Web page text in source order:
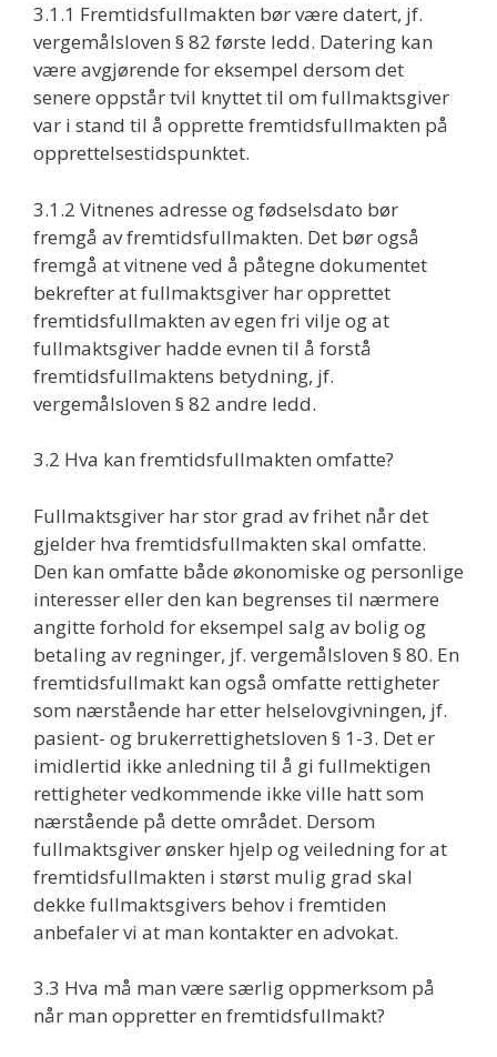
3.1.1 Fremtidsfullmakten bør være datert, jf.
vergemålsloven § 82 første ledd. Datering kan
være avgjørende for eksempel dersom det
senere oppstår tvil knyttet til om fullmaktsgiver
var i stand til å opprette fremtidsfullmakten på
opprettelsestidspunktet.
3.1.2 Vitnenes adresse og fødselsdato bør
fremgå av fremtidsfullmakten. Det bør også
fremgå at vitnene ved å påtegne dokumentet
bekrefter at fullmaktsgiver har opprettet
fremtidsfullmakten av egen fri vilje og at
fullmaktsgiver hadde evnen til å forstå
fremtidsfullmaktens betydning, jf.
vergemålsloven § 82 andre ledd.
3.2 Hva kan fremtidsfullmakten omfatte?
Fullmaktsgiver har stor grad av frihet når det
gjelder hva fremtidsfullmakten skal omfatte.
Den kan omfatte både økonomiske og personlige
interesser eller den kan begrenses til nærmere
angitte forhold for eksempel salg av bolig og
betaling av regninger, jf. vergemålsloven § 80. En
fremtidsfullmakt kan også omfatte rettigheter
som nærstående har etter helselovgivningen, jf.
pasient- og brukerrettighetsloven § 1-3. Det er
imidlertid ikke anledning til å gi fullmektigen
rettigheter vedkommende ikke ville hatt som
nærstående på dette området. Dersom
fullmaktsgiver ønsker hjelp og veiledning for at
fremtidsfullmakten i størst mulig grad skal
dekke fullmaktsgivers behov i fremtiden
anbefaler vi at man kontakter en advokat.
3.3 Hva må man være særlig oppmerksom på
når man oppretter en fremtidsfullmakt?